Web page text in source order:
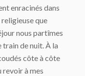
enracinés dans
que
nous partîmes
train de nuit. À la
côte à côte
revoir à mes